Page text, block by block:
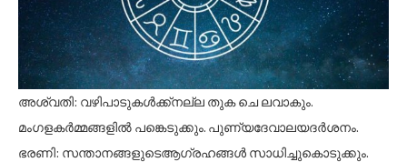
അശ്വതി: വഴിപാടുകൾക്ക്നല്ല തുക ചെ ലവാകും.
മംഗളകർമ്മങ്ങളിൽ പങ്കെടുക്കും. പുണ്യദേവാലയദർശനം.
ഭരണി: സന്താനങ്ങളുടെആഗ്രഹങ്ങൾ സാധിച്ചുകൊടുക്കും.